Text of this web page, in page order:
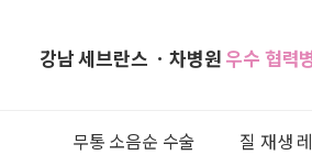
강남 세브란스 ㆍ차병원 우수 협력
무통 소음순 수술 질 재생